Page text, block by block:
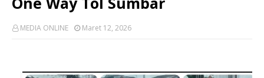
MEDIA ONLINE Maret 12, 2026